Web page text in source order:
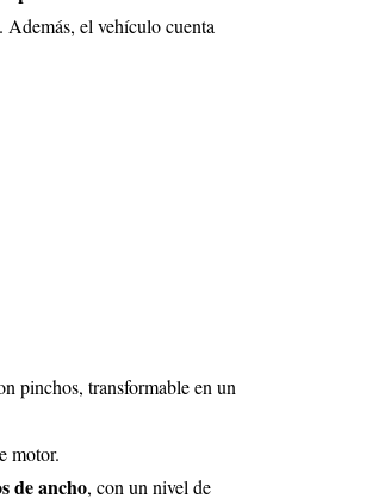
Además, el vehículo cuenta
pinchos, transformable en un
motor.
de ancho, con un nivel de